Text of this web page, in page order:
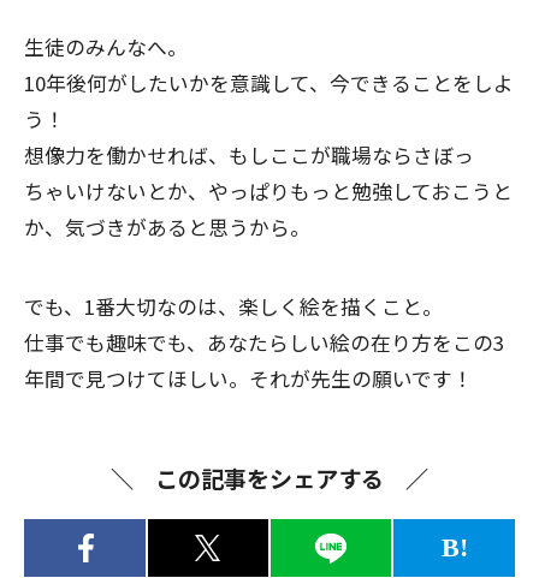
生徒のみんなへ。
10年後何がしたいかを意識して、今できることをしよ
う！
想像力を働かせれば、もしここが職場ならさぼっ
ちゃいけないとか、やっぱりもっと勉強しておこうと
か、気づきがあると思うから。
でも、1番大切なのは、楽しく絵を描くこと。
仕事でも趣味でも、あなたらしい絵の在り方をこの3
年間で見つけてほしい。それが先生の願いです！
この記事をシェアする
B!